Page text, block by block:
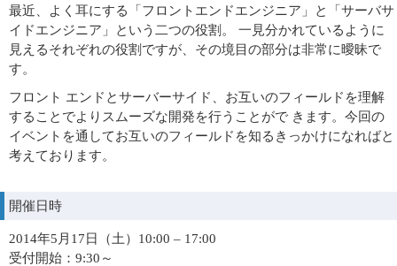
最近、よく耳にする「フロントエンドエンジニア」と「サーバサ
イドエンジニア」という二つの役割。 一見分かれているように
見えるそれぞれの役割ですが、その境目の部分は非常に曖昧で
す。
フロント エンドとサーバーサイド、お互いのフィールドを理解
することでよりスムーズな開発を行うことがで きます。今回の
イベントを通してお互いのフィールドを知るきっかけになればと
考えております。
開催日時
2014年5月17日（土）10:00 – 17:00
受付開始：9:30～